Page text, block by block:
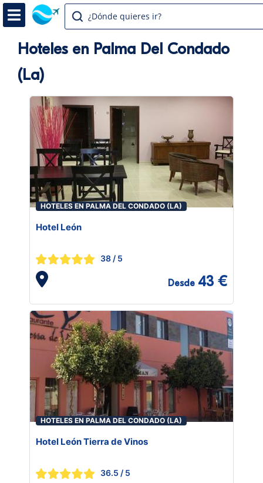
¿Dónde quieres ir?
Hoteles en Palma Del Condado
(La)
HOTELES EN PALMA DEL CONDADO (LA)
Hotel León
38 / 5
Desde 43 €
HOTELES EN PALMA DEL CONDADO (LA)
Hotel León Tierra de Vinos
36.5 / 5